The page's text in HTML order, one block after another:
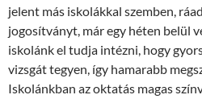
jelent más iskolákkal szemben,
jogosítványt, már egy héten belül
iskolánk el tudja intézni, hogy
vizsgát tegyen, így hamarabb
Iskolánkban az oktatás magas